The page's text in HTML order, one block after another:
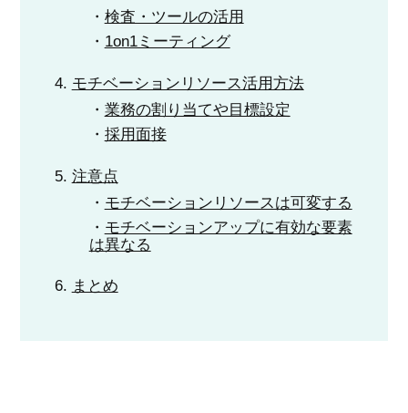
検査・ツールの活用
1on1ミーティング
モチベーションリソース活用方法
業務の割り当てや目標設定
採用面接
注意点
モチベーションリソースは可変する
モチベーションアップに有効な要素
は異なる
まとめ